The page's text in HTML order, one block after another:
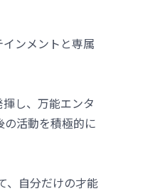
ンメントと専属
し、万能エンタ
活動を積極的に
、自分だけの才能